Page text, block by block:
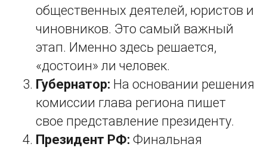
общественных деятелей, юристов и
чиновников. Это самый важный
этап. Именно здесь решается,
«достоин» ли человек.
Губернатор: На основании решения
комиссии глава региона пишет
свое представление президенту.
Президент РФ: Финальная